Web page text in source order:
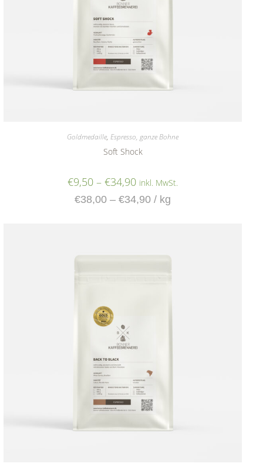
Goldmedaille, Espresso, ganze Bohne
Soft Shock
€9,50 – €34,90 inkl. MwSt.
€38,00 – €34,90 / kg